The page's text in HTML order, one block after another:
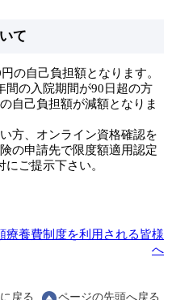
て
の自己負担額となります。
間の入院期間が90日超の方
自己負担額が減額となりま
方、オンライン資格確認を
の申請先で限度額適用認定
ご提示下さい。
療養費制度を利用される皆様
へ
戻る ページの先頭へ戻る